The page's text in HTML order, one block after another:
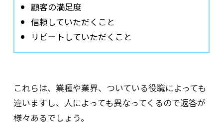
顧客の満足度
信頼していただくこと
リピートしていただくこと
これらは、業種や業界、ついている役職によっても
違いますし、人によっても異なってくるので返答が
様々あるでしょう。